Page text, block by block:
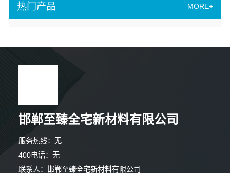
热门产品 MORE+
邯郸至臻全宅新材料有限公司
服务热线：无
400电话：无
联系人：邯郸至臻全宅新材料有限公司